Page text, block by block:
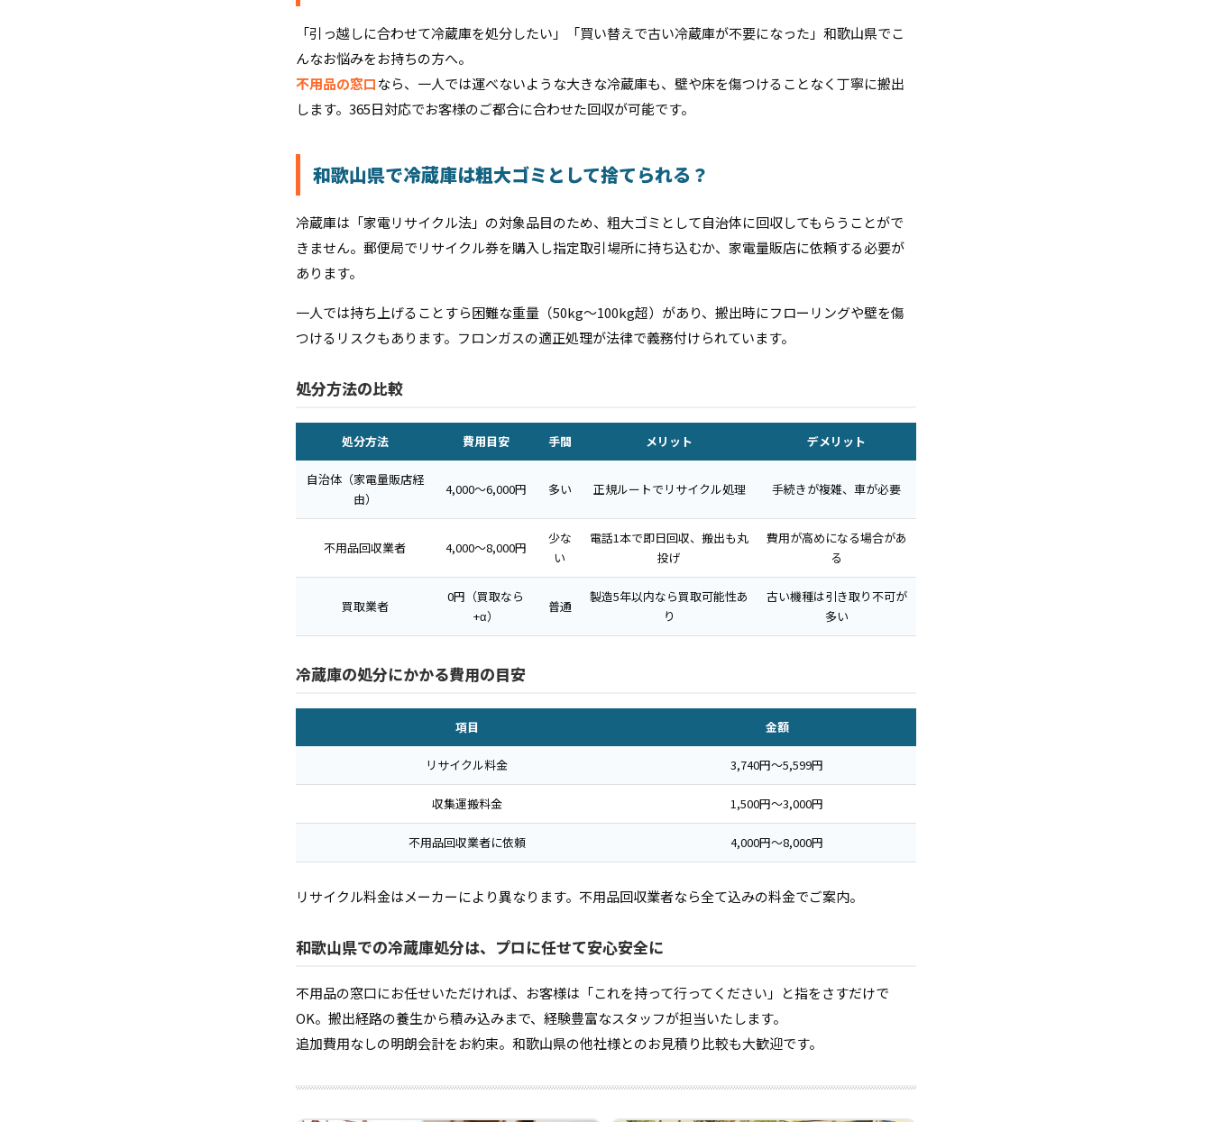
「引っ越しに合わせて冷蔵庫を処分したい」「買い替えで古い冷蔵庫が不要になった」和歌山県でこ
んなお悩みをお持ちの方へ。
不用品の窓口なら、一人では運べないような大きな冷蔵庫も、壁や床を傷つけることなく丁寧に搬出
します。365日対応でお客様のご都合に合わせた回収が可能です。
和歌山県で冷蔵庫は粗大ゴミとして捨てられる？
冷蔵庫は「家電リサイクル法」の対象品目のため、粗大ゴミとして自治体に回収してもらうことがで
きません。郵便局でリサイクル券を購入し指定取引場所に持ち込むか、家電量販店に依頼する必要が
あります。
一人では持ち上げることすら困難な重量（50kg〜100kg超）があり、搬出時にフローリングや壁を傷
つけるリスクもあります。フロンガスの適正処理が法律で義務付けられています。
処分方法の比較
処分方法 費用目安 手間 メリット デメリット
自治体（家電量販店経
由）
4,000〜6,000円 多い 正規ルートでリサイクル処理 手続きが複雑、車が必要
不用品回収業者 4,000〜8,000円
少な
い
電話1本で即日回収、搬出も丸
投げ
費用が高めになる場合があ
る
買取業者
0円（買取なら
+α）
普通
製造5年以内なら買取可能性あ
り
古い機種は引き取り不可が
多い
冷蔵庫の処分にかかる費用の目安
項目 金額
リサイクル料金 3,740円〜5,599円
収集運搬料金 1,500円〜3,000円
不用品回収業者に依頼 4,000円〜8,000円
リサイクル料金はメーカーにより異なります。不用品回収業者なら全て込みの料金でご案内。
和歌山県での冷蔵庫処分は、プロに任せて安心安全に
不用品の窓口にお任せいただければ、お客様は「これを持って行ってください」と指をさすだけで
OK。搬出経路の養生から積み込みまで、経験豊富なスタッフが担当いたします。
追加費用なしの明朗会計をお約束。和歌山県の他社様とのお見積り比較も大歓迎です。